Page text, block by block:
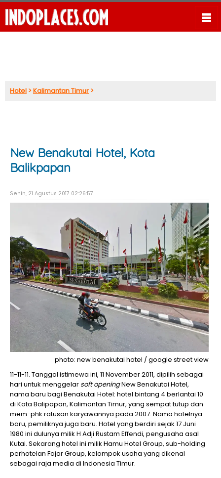
Hotel >Kalimantan Timur >
New Benakutai Hotel, Kota
Balikpapan
Senin, 21 Agustus 2017 02:26:57
photo: new benakutai hotel / google street view
11-11-11. Tanggal istimewa ini, 11 November 2011, dipilih sebagai
hari untuk menggelar soft openingNew Benakutai Hotel,
nama baru bagi Benakutai Hotel: hotel bintang 4 berlantai 10
di Kota Balipapan, Kalimantan Timur, yang sempat tutup dan
mem-phk ratusan karyawannya pada 2007. Nama hotelnya
baru, pemiliknya juga baru. Hotel yang berdiri sejak 17 Juni
1980 ini dulunya milik H Adji Rustam Effendi, pengusaha asal
Kutai. Sekarang hotel ini milik Hamu Hotel Group, sub-holding
perhotelan Fajar Group, kelompok usaha yang dikenal
sebagai raja media di Indonesia Timur.